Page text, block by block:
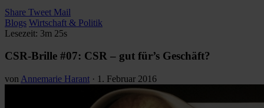
Share Tweet Mail
Blogs Wirtschaft & Politik
Lesezeit: 3m 25s
CSR-Brille #07: CSR – gut für’s Geschäft?
von Annemarie Harant · 1. Februar 2016